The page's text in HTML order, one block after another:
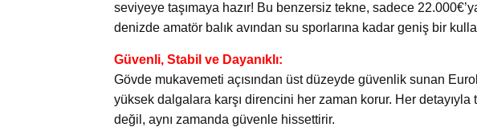
seviyeye taşımaya hazır! Bu benzersiz tekne, sadece
denizde amatör balık avından su sporlarına kadar geniş bir
Güvenli, Stabil ve Dayanıklı:
Gövde mukavemeti açısından üst düzeyde güvenlik sunan
yüksek dalgalara karşı direncini her zaman korur. Her
değil, aynı zamanda güvenle hissettirir.